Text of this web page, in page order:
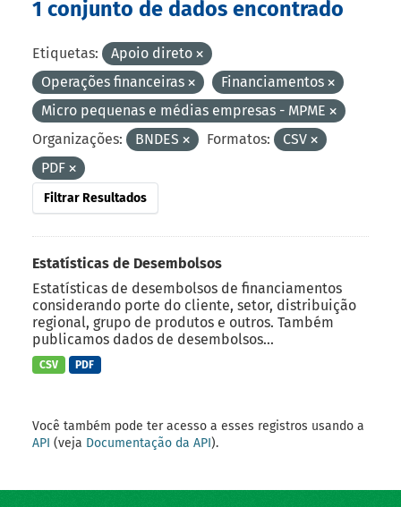
1 conjunto de dados encontrado
Etiquetas:
Apoio direto
Operações financeiras
Financiamentos
Micro pequenas e médias empresas - MPME
Organizações:
BNDES Formatos:
CSV
PDF
Filtrar Resultados
Estatísticas de Desembolsos
Estatísticas de desembolsos de financiamentos
considerando porte do cliente, setor, distribuição
regional, grupo de produtos e outros. Também
publicamos dados de desembolsos...
CSV PDF
Você também pode ter acesso a esses registros usando a
API (veja Documentação da API).